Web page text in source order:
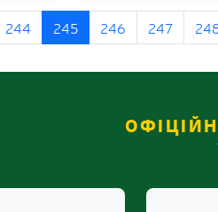
244 245 246 247